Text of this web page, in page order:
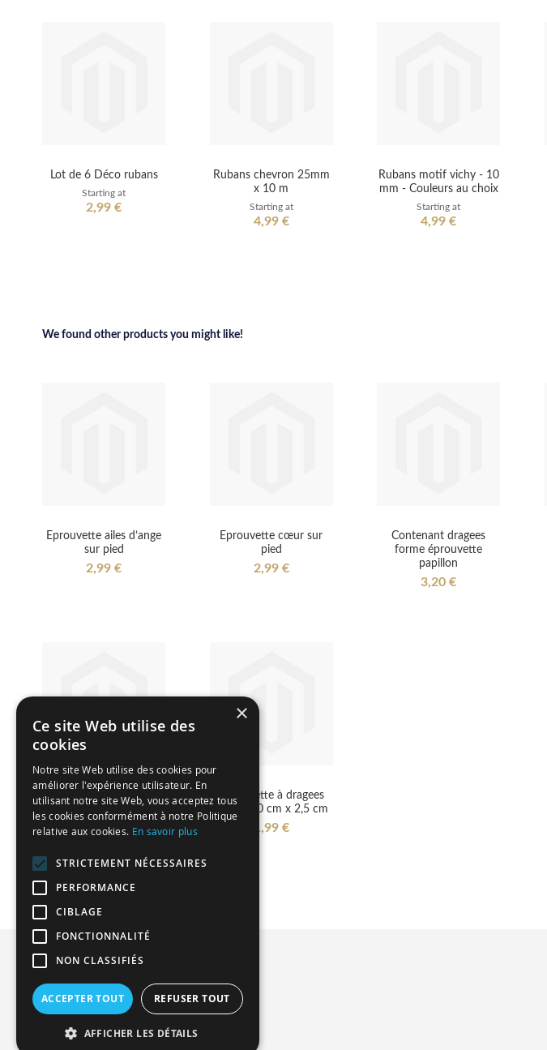
Lot de 6 Déco rubans
Starting at
2,99 €
Rubans chevron 25mm
x 10 m
Starting at
4,99 €
Rubans motif vichy - 10
mm - Couleurs au choix
Starting at
4,99 €
We found other products you might like!
Eprouvette ailes d’ange
sur pied
2,99 €
Eprouvette cœur sur
pied
2,99 €
Contenant dragees
forme éprouvette
papillon
3,20 €
Eprouvette à dragees
bonheur 10 cm x 2,5 cm
1,99 €
Eprouvette à dragees
amour 10 cm x 2,5 cm
1,99 €
Privacy and Cookie Policy
Orders and Returns
×
Ce site Web utilise des
cookies
Notre site Web utilise des cookies pour
améliorer l'expérience utilisateur. En
utilisant notre site Web, vous acceptez tous
les cookies conformément à notre Politique
relative aux cookies. En savoir plus
STRICTEMENT NÉCESSAIRES
PERFORMANCE
CIBLAGE
FONCTIONNALITÉ
NON CLASSIFIÉS
ACCEPTER TOUT REFUSER TOUT
AFFICHER LES DÉTAILS